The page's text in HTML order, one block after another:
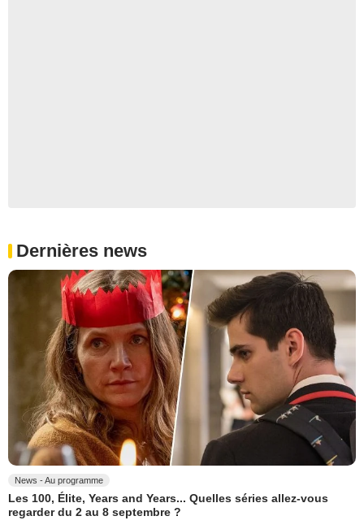
Dernières news
News - Au programme
Les 100, Élite, Years and Years... Quelles séries allez-vous
regarder du 2 au 8 septembre ?